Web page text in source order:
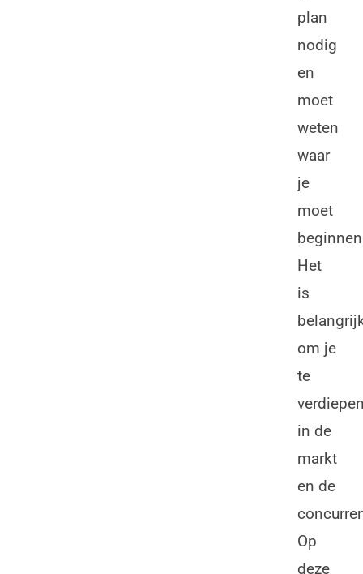
plan
nodig
en
moet
weten
waar
je
moet
Het
is
om je
te
in de
markt
en de
Op
deze